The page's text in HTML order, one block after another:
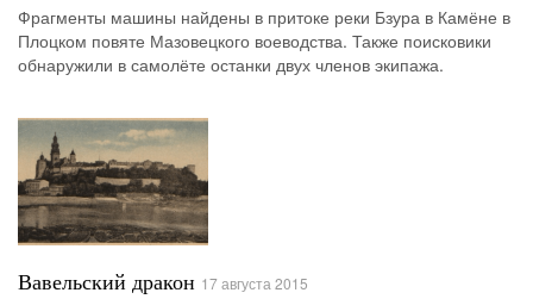
Фрагменты машины найдены в притоке реки Бзура в Камёне в
Плоцком повяте Мазовецкого воеводства. Также поисковики
обнаружили в самолёте останки двух членов экипажа.
Вавельский дракон 17 августа 2015